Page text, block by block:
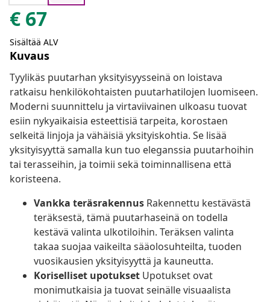
€ 67
Sisältää ALV
Kuvaus
Tyylikäs puutarhan yksityisyysseinä on loistava
ratkaisu henkilökohtaisten puutarhatilojen luomiseen.
Moderni suunnittelu ja virtaviivainen ulkoasu tuovat
esiin nykyaikaisia esteettisiä tarpeita, korostaen
selkeitä linjoja ja vähäisiä yksityiskohtia. Se lisää
yksityisyyttä samalla kun tuo eleganssia puutarhoihin
tai terasseihin, ja toimii sekä toiminnallisena että
koristeena.
Vankka teräsrakennus Rakennettu kestävästä
teräksestä, tämä puutarhaseinä on todella
kestävä valinta ulkotiloihin. Teräksen valinta
takaa suojaa vaikeilta sääolosuhteilta, tuoden
vuosikausien yksityisyyttä ja kauneutta.
Koriselliset upotukset Upotukset ovat
monimutkaisia ja tuovat seinälle visuaalista